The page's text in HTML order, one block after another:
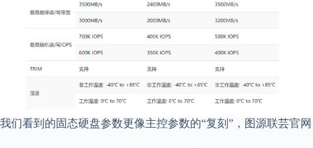
我们看到的固态硬盘参数更像主控参数的“复刻”，图源联芸官网